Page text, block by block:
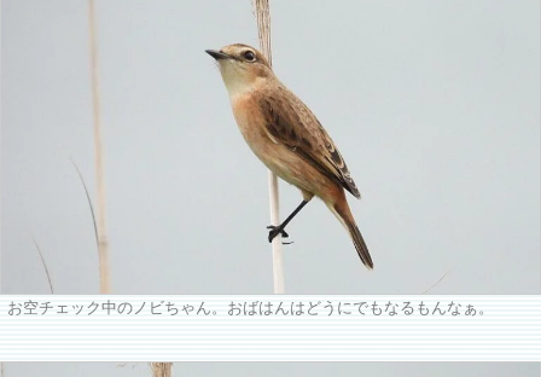
お空チェック中のノビちゃん。おばはんはどうにでもなるもんなぁ。